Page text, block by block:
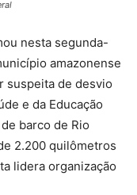
nesta segunda-
amazonense
suspeita de desvio
e da Educação
barco de Rio
2.200 quilômetros
lidera organização